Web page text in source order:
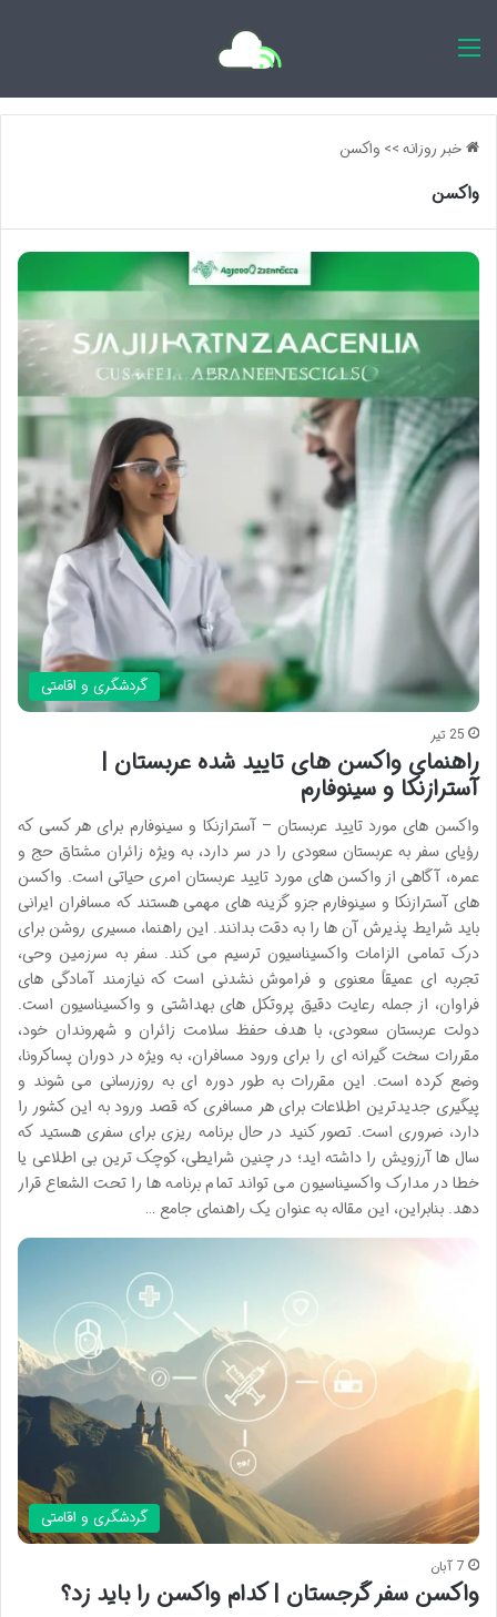
خبر روزانه>> واکسن
واکسن
گردشگری و اقامتی
25 تیر
راهنمای واکسن های تایید شده عربستان |
آسترازنکا و سینوفارم
واکسن های مورد تایید عربستان – آسترازنکا و سینوفارم برای هر کسی که
رؤیای سفر به عربستان سعودی را در سر دارد، به ویژه زائران مشتاق حج و
عمره، آگاهی از واکسن های مورد تایید عربستان امری حیاتی است. واکسن
های آسترازنکا و سینوفارم جزو گزینه های مهمی هستند که مسافران ایرانی
باید شرایط پذیرش آن ها را به دقت بدانند. این راهنما، مسیری روشن برای
درک تمامی الزامات واکسیناسیون ترسیم می کند. سفر به سرزمین وحی،
تجربه ای عمیقاً معنوی و فراموش نشدنی است که نیازمند آمادگی های
فراوان، از جمله رعایت دقیق پروتکل های بهداشتی و واکسیناسیون است.
دولت عربستان سعودی، با هدف حفظ سلامت زائران و شهروندان خود،
مقررات سخت گیرانه ای را برای ورود مسافران، به ویژه در دوران پساکرونا،
وضع کرده است. این مقررات به طور دوره ای به روزرسانی می شوند و
پیگیری جدیدترین اطلاعات برای هر مسافری که قصد ورود به این کشور را
دارد، ضروری است. تصور کنید در حال برنامه ریزی برای سفری هستید که
سال ها آرزویش را داشته اید؛ در چنین شرایطی، کوچک ترین بی اطلاعی یا
خطا در مدارک واکسیناسیون می تواند تمام برنامه ها را تحت الشعاع قرار
دهد. بنابراین، این مقاله به عنوان یک راهنمای جامع …
گردشگری و اقامتی
7 آبان
واکسن سفر گرجستان | کدام واکسن را باید زد؟